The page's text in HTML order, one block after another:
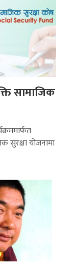
सामाजिक
सुरक्षा योजनामा